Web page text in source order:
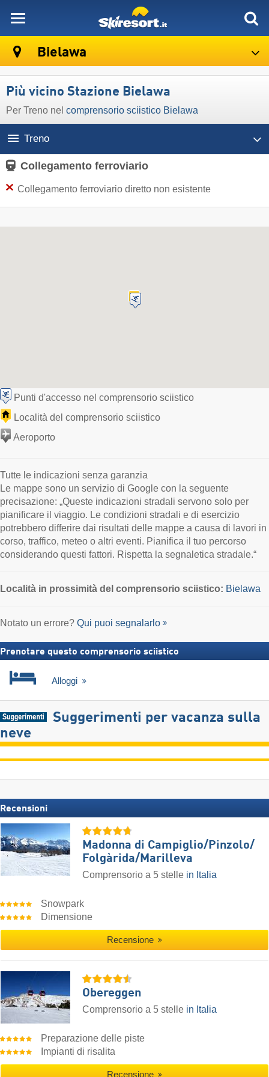
Bielawa
Più vicino Stazione Bielawa
Per Treno nel comprensorio sciistico Bielawa
Treno
Collegamento ferroviario
Collegamento ferroviario diretto non esistente
Punti d'accesso nel comprensorio sciistico
Località del comprensorio sciistico
Aeroporto
Tutte le indicazioni senza garanzia
Le mappe sono un servizio di Google con la seguente
precisazione: „Queste indicazioni stradali servono solo per
pianificare il viaggio. Le condizioni stradali e di esercizio
potrebbero differire dai risultati delle mappe a causa di lavori in
corso, traffico, meteo o altri eventi. Pianifica il tuo percorso
considerando questi fattori. Rispetta la segnaletica stradale.“
Località in prossimità del comprensorio sciistico: Bielawa
Notato un errore? Qui puoi segnalarlo
Prenotare questo comprensorio sciistico
Alloggi
Suggerimenti per vacanza sulla
neve
Recensioni
Madonna di Campiglio/​Pinzolo/​
Folgàrida/​Marilleva
Comprensorio a 5 stelle in Italia
Snowpark
Dimensione
Recensione
Obereggen
Comprensorio a 5 stelle in Italia
Preparazione delle piste
Impianti di risalita
Recensione